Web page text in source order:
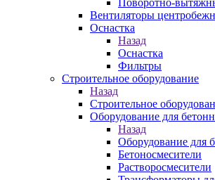
Поворотно-
Вентиляторы
Оснастка
Назад
Оснастка
Фильтры
Строительное оборудование
Назад
Строительное
Оборудование для
Назад
Оборудование для
Бетоносмесители
Растворосмесители